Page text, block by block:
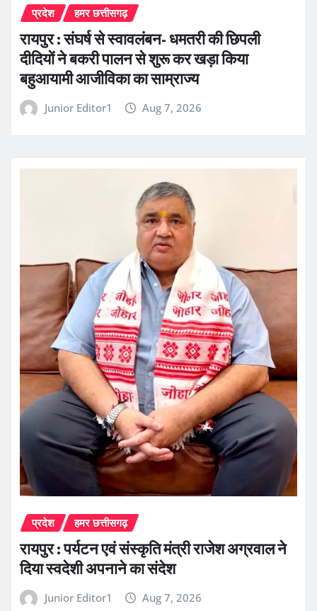
प्रदेश हमर छत्तीसगढ़
रायपुर : संघर्ष से स्वावलंबन- धमतरी की छिपली
दीदियों ने बकरी पालन से शुरू कर खड़ा किया
बहुआयामी आजीविका का साम्राज्य
Junior Editor1 Aug 7, 2026
प्रदेश हमर छत्तीसगढ़
रायपुर : पर्यटन एवं संस्कृति मंत्री राजेश अग्रवाल ने
दिया स्वदेशी अपनाने का संदेश
Junior Editor1 Aug 7, 2026